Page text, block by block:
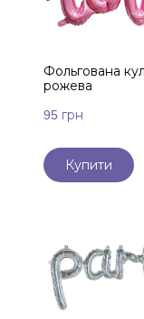
Фольгована
рожева
95 грн
Купити